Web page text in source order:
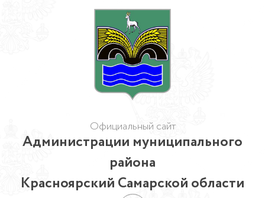
Официальный сайт
Администрации муниципального
района
Красноярский Самарской области